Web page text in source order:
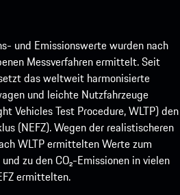
und Emissionswerte wurden nach
Messverfahren ermittelt. Seit
das weltweit harmonisierte
und leichte Nutzfahrzeuge
Vehicles Test Procedure, WLTP) den
(NEFZ). Wegen der realistischeren
WLTP ermittelten Werte zum
zu den CO₂-Emissionen in vielen
ermittelten.